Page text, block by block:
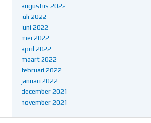
augustus 2022
juli 2022
juni 2022
mei 2022
april 2022
maart 2022
februari 2022
januari 2022
december 2021
november 2021